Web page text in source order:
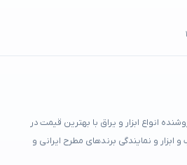
انواع ابزار و یراق با بهترین قیمت در
و نمایندگی برندهای مطرح ایرانی و